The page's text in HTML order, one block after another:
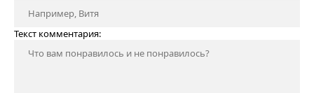
Текст комментария: